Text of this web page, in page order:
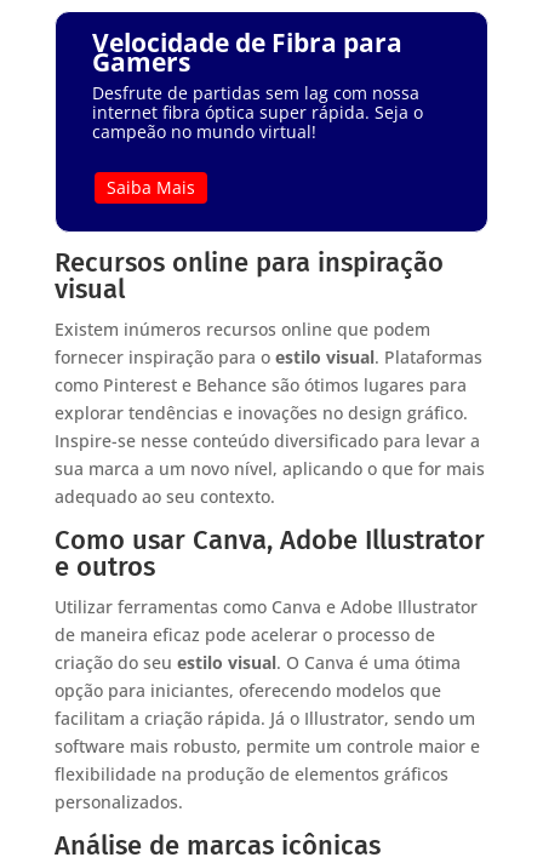
Velocidade de Fibra para
Gamers
Desfrute de partidas sem lag com nossa
internet fibra óptica super rápida. Seja o
campeão no mundo virtual!
Saiba Mais
Recursos online para inspiração
visual
Existem inúmeros recursos online que podem
fornecer inspiração para o estilo visual. Plataformas
como Pinterest e Behance são ótimos lugares para
explorar tendências e inovações no design gráfico.
Inspire-se nesse conteúdo diversificado para levar a
sua marca a um novo nível, aplicando o que for mais
adequado ao seu contexto.
Como usar Canva, Adobe Illustrator
e outros
Utilizar ferramentas como Canva e Adobe Illustrator
de maneira eficaz pode acelerar o processo de
criação do seu estilo visual. O Canva é uma ótima
opção para iniciantes, oferecendo modelos que
facilitam a criação rápida. Já o Illustrator, sendo um
software mais robusto, permite um controle maior e
flexibilidade na produção de elementos gráficos
personalizados.
Análise de marcas icônicas